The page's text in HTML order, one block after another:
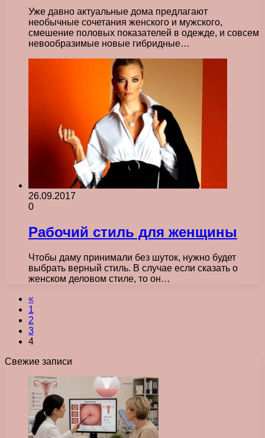
Уже давно актуальные дома предлагают
необычные сочетания женского и мужского,
смешение половых показателей в одежде, и совсем
невообразимые новые гибридные…
26.09.2017
0
Рабочий стиль для женщины
Чтобы даму принимали без шуток, нужно будет
выбрать верный стиль. В случае если сказать о
женском деловом стиле, то он…
«
1
2
3
4
Свежие записи